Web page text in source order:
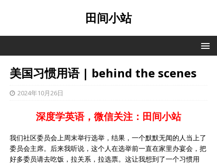
田间小站
美国习惯用语 | behind the scenes
2024年10月26日
深度学英语，微信关注：田间小站
我们社区委员会上周末举行选举，结果，一个默默无闻的人当上了
委员会主席。后来我听说，这个人在选举前一直在家里办宴会，把
好多委员请去吃饭，拉关系，拉选票。这让我想到了一个习惯用